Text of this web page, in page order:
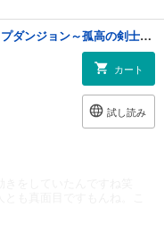
絶対イかされるエロトラップダンジョン～孤高の剣士様と私の冒険記～1
カート
試し読み